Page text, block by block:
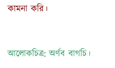
কামনা করি।
আলোকচিত্র: অর্ণব বাগচি।